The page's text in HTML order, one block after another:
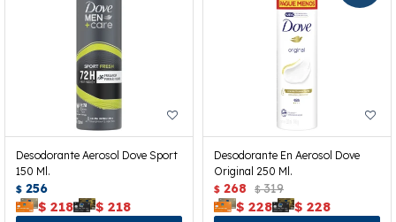
Desodorante Aerosol Dove Sport
150 Ml.
$ 256
$ 218 $ 218
Desodorante En Aerosol Dove
Original 250 Ml.
$ 268 $ 319
$ 228 $ 228